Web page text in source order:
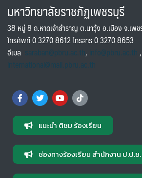
มหาวิทยาลัยราชภัฏเพชรบุรี
38 หมู่ 8 ถ.หาดเจ้าสำราญ ต.นาวุ้ง อ.เมือง จ.เพ
โทรศัพท์ 0 3270 8612 โทรสาร 0 3270 8653
อีเมล saraban@pbru.ac.th, info@pbru.ac.th,
international@mail.pbru.ac.th
แนะนำ ติชม ร้องเรียน
ช่องทางร้องเรียน สำนักงาน ป.ป.ช.